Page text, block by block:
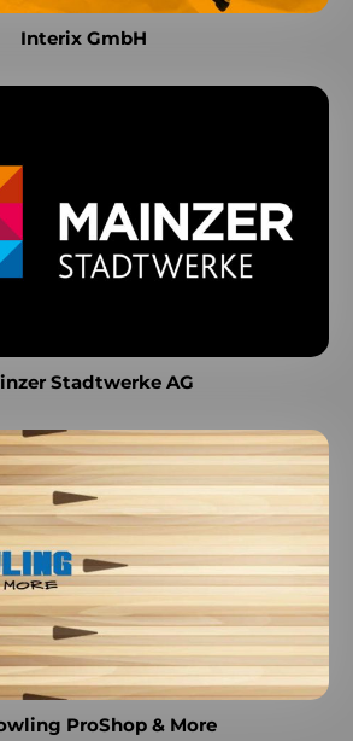
Interix GmbH
Stadtwerke AG
ProShop & More